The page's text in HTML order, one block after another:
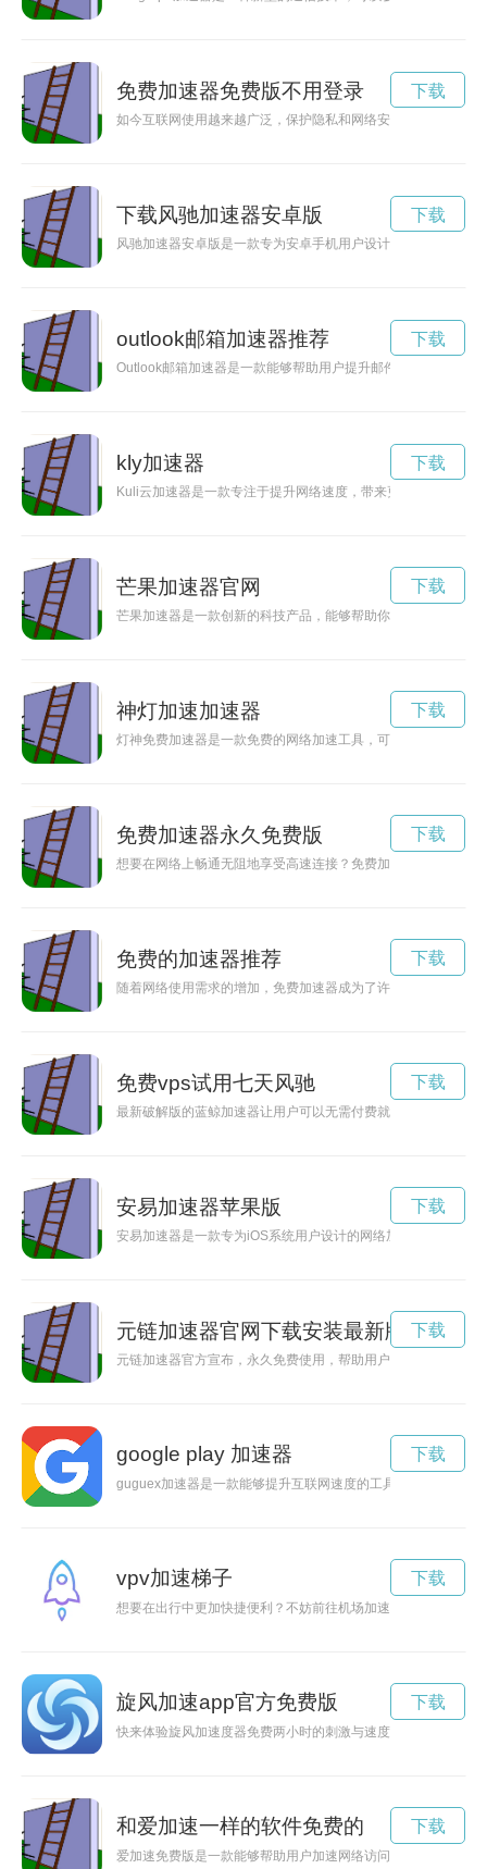
免费加速器免费版不用登录
如今互联网使用越来越广泛，保护隐私和网络安全变得尤为重
下载
下载风驰加速器安卓版
风驰加速器安卓版是一款专为安卓手机用户设计的网络加速工
下载
outlook邮箱加速器推荐
Outlook邮箱加速器是一款能够帮助用户提升邮件发送速度的工
下载
kly加速器
Kuli云加速器是一款专注于提升网络速度，带来更畅快畅游体
下载
芒果加速器官网
芒果加速器是一款创新的科技产品，能够帮助你提升工作效率
下载
神灯加速加速器
灯神免费加速器是一款免费的网络加速工具，可帮助用户快速
下载
免费加速器永久免费版
想要在网络上畅通无阻地享受高速连接？免费加速器永久免费
下载
免费的加速器推荐
随着网络使用需求的增加，免费加速器成为了许多用户提升网
下载
免费vps试用七天风驰
最新破解版的蓝鲸加速器让用户可以无需付费就能享受高速网
下载
安易加速器苹果版
安易加速器是一款专为iOS系统用户设计的网络加速工具，可
下载
元链加速器官网下载安装最新版
元链加速器官方宣布，永久免费使用，帮助用户加速网络访问速
下载
google play 加速器
guguex加速器是一款能够提升互联网速度的工具，通过加速器
下载
vpv加速梯子
想要在出行中更加快捷便利？不妨前往机场加速器官网，体验
下载
旋风加速app官方免费版
快来体验旋风加速度器免费两小时的刺激与速度，感受风驰电掣
下载
和爱加速一样的软件免费的
爱加速免费版是一款能够帮助用户加速网络访问速度，提高网
下载